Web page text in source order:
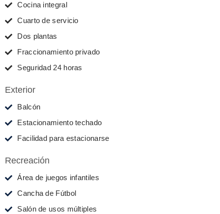
Cocina integral
Cuarto de servicio
Dos plantas
Fraccionamiento privado
Seguridad 24 horas
Exterior
Balcón
Estacionamiento techado
Facilidad para estacionarse
Recreación
Área de juegos infantiles
Cancha de Fútbol
Salón de usos múltiples